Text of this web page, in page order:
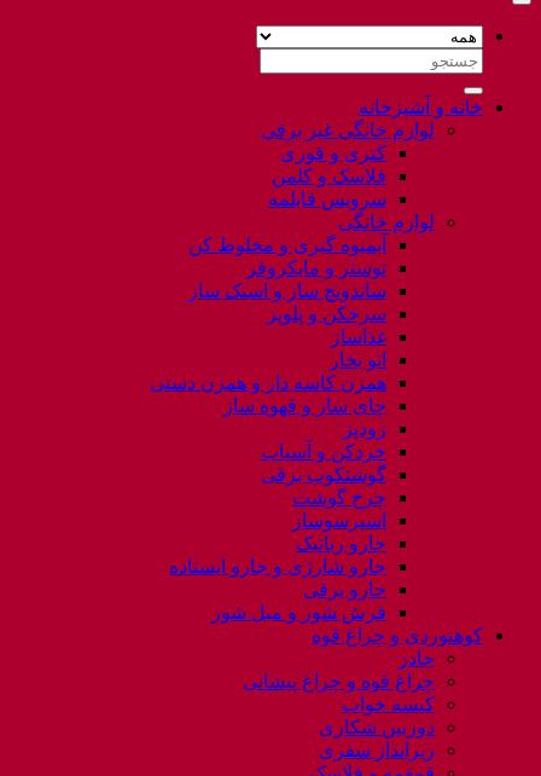
جستجو
خانه و آشپزخانه
لوازم خانگی غیر برقی
کتری و قوری
فلاسک و کلمن
سرویس قابلمه
لوازم خانگی
آبمیوه گیری و مخلوط کن
توستر و مایکروفر
ساندویچ ساز و اسنک ساز
سرخکن و پلوپز
غذاساز
اتو بخار
همزن کاسه دار و همزن دستی
چای ساز و قهوه ساز
زودپز
خردکن و آسیاب
گوشتکوب برقی
چرخ گوشت
اسپرسوساز
جارو رباتیک
جارو شارژی و جارو ایستاده
جارو برقی
فرش شور و مبل شور
کوهنوردی و چراغ قوه
چادر
چراغ قوه و چراغ پیشانی
کیسه خواب
دوربین شکاری
زیرانداز سفری